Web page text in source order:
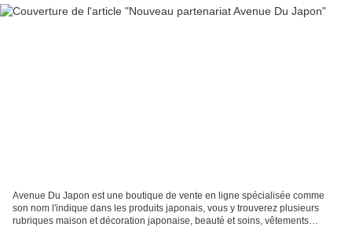
Avenue Du Japon est une boutique de vente en ligne spécialisée comme
son nom l'indique dans les produits japonais, vous y trouverez plusieurs
rubriques maison et décoration japonaise, beauté et soins, vêtements